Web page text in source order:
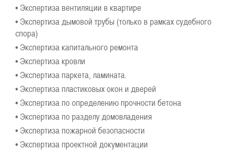
• Экспертиза вентиляции в квартире
• Экспертиза дымовой трубы (только в рамках судебного
спора)
• Экспертиза капитального ремонта
• Экспертиза кровли
• Экспертиза паркета, ламината.
• Экспертиза пластиковых окон и дверей
• Экспертиза по определению прочности бетона
• Экспертиза по разделу домовладения
• Экспертиза пожарной безопасности
• Экспертиза проектной документации